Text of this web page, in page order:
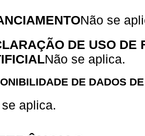
Não se
DE USO DE
Não se aplica.
DE DADOS
aplica.